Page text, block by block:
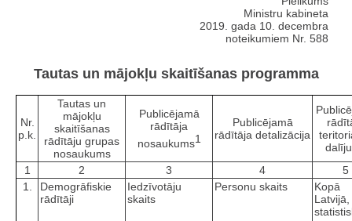
Ministru kabineta
2019. gada 10. decembra
noteikumiem Nr. 588
Tautas un mājokļu skaitīšanas programma
Nr.
p.k.
Tautas un
mājokļu
skaitīšanas
rādītāju grupas
nosaukums
Publicējamā
rādītāja
nosaukums1
Publicējamā
rādītāja detalizācija
1
2 3 4
5
1.
Demogrāfiskie
rādītāji
Iedzīvotāju
skaits
Personu skaits
Kopā
Latvijā,